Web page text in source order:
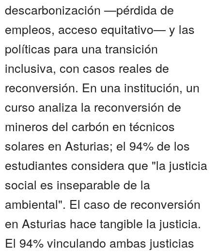
descarbonización —pérdida de
empleos, acceso equitativo— y las
políticas para una transición
inclusiva, con casos reales de
reconversión. En una institución, un
curso analiza la reconversión de
mineros del carbón en técnicos
solares en Asturias; el 94% de los
estudiantes considera que "la justicia
social es inseparable de la
ambiental". El caso de reconversión
en Asturias hace tangible la justicia.
El 94% vinculando ambas justicias